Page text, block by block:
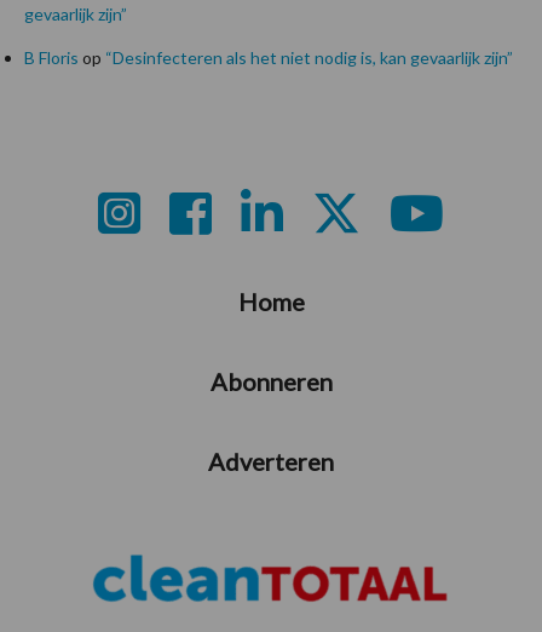
gevaarlijk zijn”
B Floris op “Desinfecteren als het niet nodig is, kan gevaarlijk zijn”
Home
Abonneren
Adverteren